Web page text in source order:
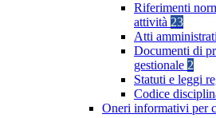
Riferimenti
attività 23
Atti
Documenti di
gestionale 2
Statuti e leggi
Codice
Oneri informativi per